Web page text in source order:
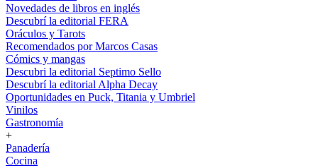
Novedades de libros en inglés
Descubrí la editorial FERA
Oráculos y Tarots
Recomendados por Marcos Casas
Cómics y mangas
Descubri la editorial Septimo Sello
Descubrí la editorial Alpha Decay
Oportunidades en Puck, Titania y Umbriel
Vinilos
Gastronomía
+
Panadería
Cocina